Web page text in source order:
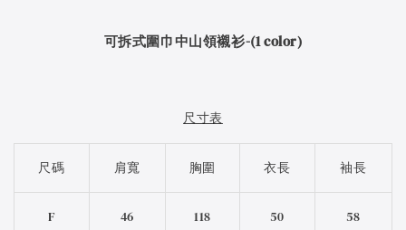
可拆式圍巾中山領襯衫-(1 color)
尺寸表
尺碼 肩寬 胸圍 衣長 袖長
F 46 118 50 58